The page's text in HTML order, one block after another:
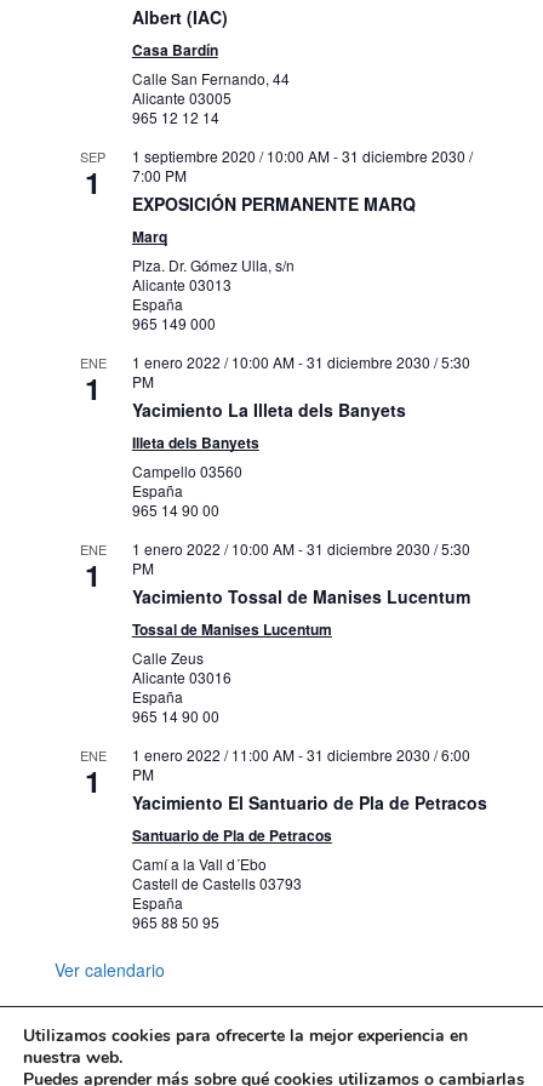
AGO
10
TORRE ALMOHADE DE ALMUDAINA
1 febrero 2022 / 10:00 AM
2030 / 1:00 PM
l'Abadia, Almudaina
AGO
10
Muboma
1 febrero 2022 / 10:00 AM-31 diciembre
Muboma
10
colección a la luz
2030 / 8:00 PM
Mubag
AGO
10
Del trazo neoclásico al espíritu
17 enero 2024 / 10:00 AM
Mubag Carrer Gravina, 13, 15, Alacant
AGO
10
VISITAS GUIADAS A
GRUPOS/PUBLICACIONES DIGITALES
DEL MUBAG
1 febrero 2024
Mubag Carrer Gravina, 13, 15, Alacant
AGO
10
Abstracción geométrica. Pioneros del
ilusionismo óptico en la colección
1 febrero 2024 / 10:00 AM- 31 diciembre
2030 / 8:00 PM
Mubag
AGO
La Cova de L’Or de Beniarrés MARQ
Sierra del Benicadell Beniarrés
Albert (IAC)
Casa Bardín
Calle San Fernando, 44
Alicante 03005
965 12 12 14
SEP
1
1 septiembre 2020 / 10:00 AM-31 diciembre 2030 /
7:00 PM
EXPOSICIÓN PERMANENTE MARQ
Marq
Plza. Dr. Gómez Ulla, s/n
Alicante 03013
España
965 149 000
ENE
1
1 enero 2022 / 10:00 AM-31 diciembre 2030 / 5:30
PM
Yacimiento La Illeta dels Banyets
Illeta dels Banyets
Campello 03560
España
965 14 90 00
ENE
1
1 enero 2022 / 10:00 AM-31 diciembre 2030 / 5:30
PM
Yacimiento Tossal de Manises Lucentum
Tossal de Manises Lucentum
Calle Zeus
Alicante 03016
España
965 14 90 00
ENE
1
1 enero 2022 / 11:00 AM-31 diciembre 2030 / 6:00
PM
Yacimiento El Santuario de Pla de Petracos
Santuario de Pla de Petracos
Camí a la Vall d´Ebo
Castell de Castells03793
España
965 88 50 95
Ver calendario
Utilizamos cookies para ofrecerte la mejor experiencia en
nuestra web.
Puedes aprender más sobre qué cookies utilizamos o cambiarlas